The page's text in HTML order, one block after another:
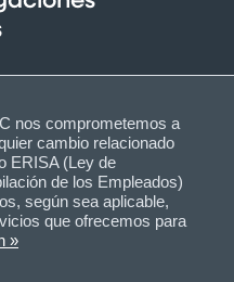
nos comprometemos a
cambio relacionado
ERISA (Ley de
de los Empleados)
según sea aplicable,
que ofrecemos para
»